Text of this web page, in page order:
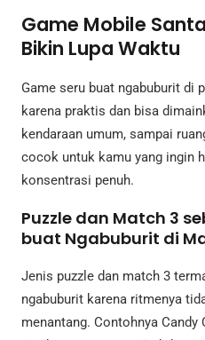
Game Mobile
Bikin Lupa Waktu
Game seru buat ngabuburit di
karena praktis dan bisa
kendaraan umum, sampai
cocok untuk kamu yang ingin
konsentrasi penuh.
Puzzle dan Match 3
buat Ngabuburit di
Jenis puzzle dan match 3
ngabuburit karena ritmenya
menantang. Contohnya Candy